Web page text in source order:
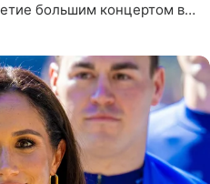
большим концертом в